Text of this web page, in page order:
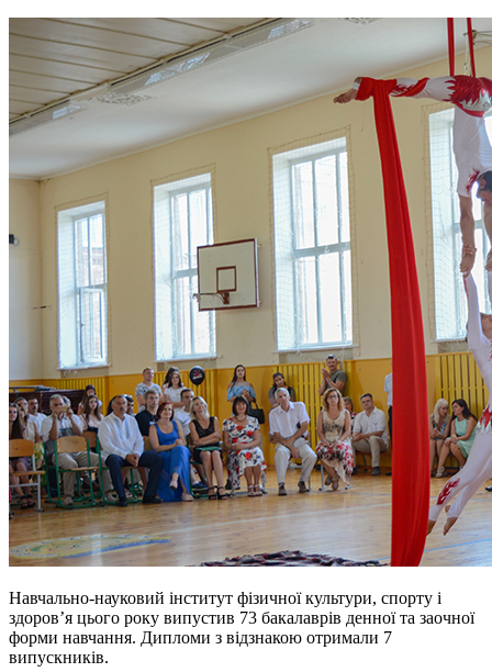
Навчально-науковий інститут фізичної культури, спорту і
здоров’я цього року випустив 73 бакалаврів денної та заочної
форми навчання. Дипломи з відзнакою отримали 7
випускників.